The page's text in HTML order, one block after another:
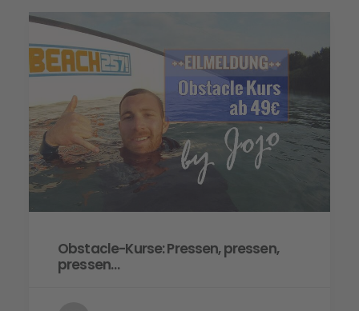
Obstacle-Kurse: Pressen, pressen,
pressen…